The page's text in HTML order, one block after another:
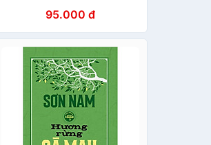
95.000 đ